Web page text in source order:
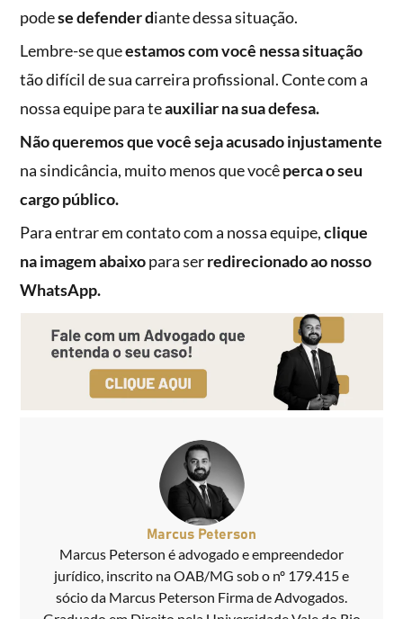
podese defender diante dessa situação.
Lembre-se queestamos com você nessa situação
tão difícil de sua carreira profissional. Conte com a
nossa equipe para teauxiliar na sua defesa.
Não queremos que você seja acusado injustamente
na sindicância, muito menos que vocêperca o seu
cargo público.
Para entrar em contato com a nossa equipe,clique
na imagem abaixopara serredirecionado ao nosso
WhatsApp.
Marcus Peterson
Marcus Peterson é advogado e empreendedor
jurídico, inscrito na OAB/MG sob o nº 179.415 e
sócio da Marcus Peterson Firma de Advogados.